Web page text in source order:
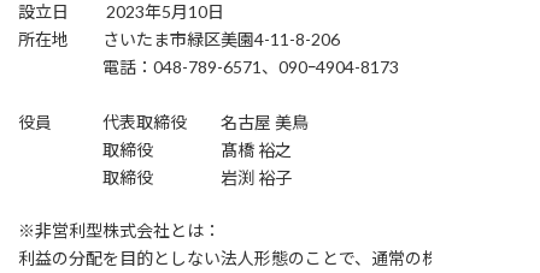
設立日 2023年5月10日
所在地 さいたま市緑区美園4-11-8-206
電話：048-789-6571、090ｰ4904-8173
役員 代表取締役 名古屋 美鳥
取締役 髙橋 裕之
取締役 岩渕 裕子
※非営利型株式会社とは：
利益の分配を目的としない法人形態のことで、通常の株式会社と